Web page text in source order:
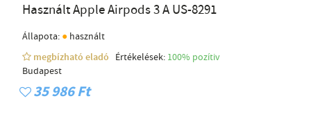
Használt Apple Airpods 3 A US-8291
Állapota: ● használt
megbízható eladó
Értékelések: 100% pozítiv
Budapest
35 986 Ft